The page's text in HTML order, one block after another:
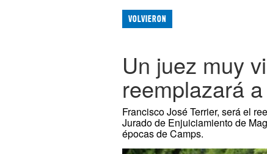
VOLVIERON
Un juez muy
reemplazará
Francisco José Terrier, será el
Jurado de Enjuiciamiento de
épocas de Camps.